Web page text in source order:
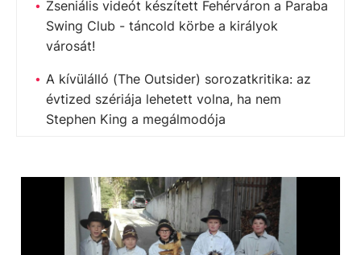
Zseniális videót készített Fehérváron a Paraba
Swing Club - táncold körbe a királyok
városát!
A kívülálló (The Outsider) sorozatkritika: az
évtized szériája lehetett volna, ha nem
Stephen King a megálmodója